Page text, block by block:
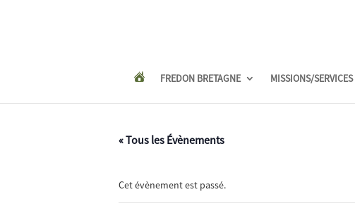
FREDON BRETAGNE MISSIONS/SERVICES
« Tous les Évènements
Cet évènement est passé.